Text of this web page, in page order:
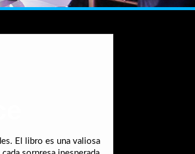
El libro es una valiosa